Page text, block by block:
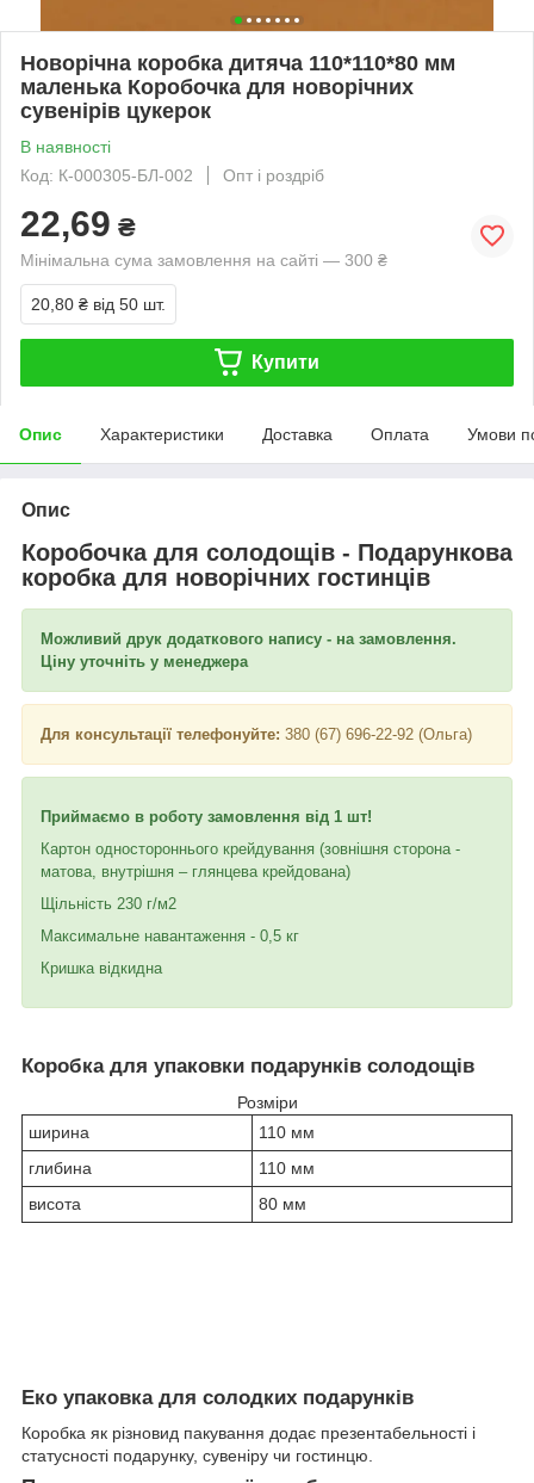
Новорічна коробка дитяча 110*110*80 мм
маленька Коробочка для новорічних
сувенірів цукерок
В наявності
Код: К-000305-БЛ-002
Опт і роздріб
22,69 ₴
Мінімальна сума замовлення на сайті — 300 ₴
20,80 ₴ від 50 шт.
Купити
Опис Характеристики Доставка Оплата Умови
Опис
Коробочка для солодощів - Подарункова
коробка для новорічних гостинців
Можливий друк додаткового напису - на замовлення.
Ціну уточніть у менеджера
Для консультації телефонуйте: 380 (67) 696-22-92 (Ольга)
Приймаємо в роботу замовлення від 1 шт!
Картон одностороннього крейдування (зовнішня сторона -
матова, внутрішня – глянцева крейдована)
Щільність 230 г/м2
Максимальне навантаження - 0,5 кг
Кришка відкидна
Коробка для упаковки подарунків солодощів
Розміри
ширина
110 мм
глибина
110 мм
висота
80 мм
Еко упаковка для солодких подарунків
Коробка як різновид пакування додає презентабельності і
статусності подарунку, сувеніру чи гостинцю.